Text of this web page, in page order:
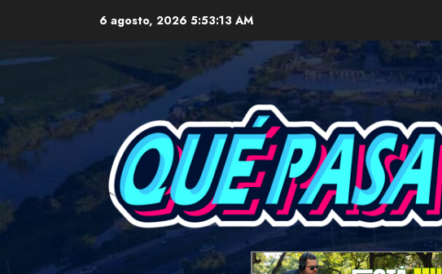
6 agosto, 2026 5:53:14 AM